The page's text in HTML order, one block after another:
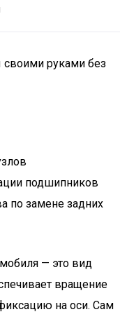
руками без
подшипников
по замене задних
— это вид
вращение
на оси. Сам